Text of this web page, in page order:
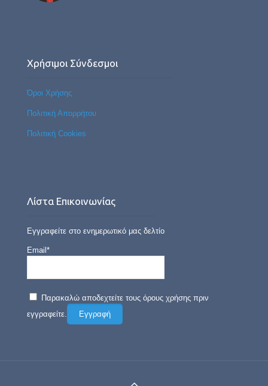
Χρήσιμοι Σύνδεσμοι
Όροι Χρήσης
Πολιτική Απορρήτου
Πολιτική Cookies
Λίστα Επικοινωνίας
Εγγραφείτε στο ενημερωτικό μας δελτίο
Email*
Παρακαλώ αποδεχτείτε τους όρους χρήσης πριν
εγγραφείτε.